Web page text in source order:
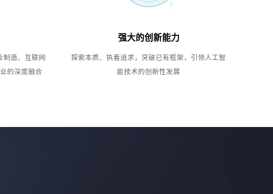
制造、互联网
的深度融合
强大的创新能力
探索本质、执着追求，突破已有框架，引领人工智
能技术的创新性发展